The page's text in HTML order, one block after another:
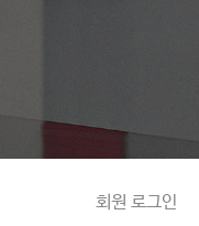
회원 로그인